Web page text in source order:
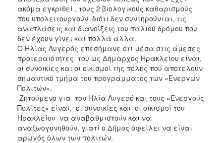
ακόμα εγκριθεί , τους 2 βιολογικούς καθαρισμούς
που υπολειτουργούν διότι δεν συντηρούνται, τις
αναπλάσεις και διανοίξεις του παλιού δρόμου που
δεν έχουν γίνει και πολλά άλλα.
Ο Ηλίας Λυγερός επεσήμανε ότι μέσα στις άμεσες
προτεραιότητες του ως Δήμαρχος Ηρακλείου είναι,
οι συνοικίες και οι οικισμοί της πόλης που αποτελούν
σημαντικό τμήμα του προγράμματος των «Ενεργών
Πολιτών».
Ζητούμενο για τον Ηλία Λυγερό και τους «Ενεργούς
Πολίτες» είναι, οι συνοικίες και οι οικισμοί του
Ηρακλείου να αναβαθμιστούν και να
αναζωογονηθούν, γιατί ο Δήμος οφείλει να είναι
αρωγός όλων των πολιτών.